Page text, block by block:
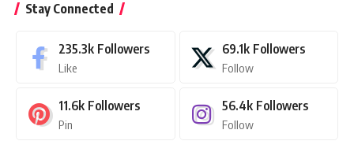
Stay Connected
235.3k Followers
Like
69.1k Followers
Follow
11.6k Followers
Pin
56.4k Followers
Follow